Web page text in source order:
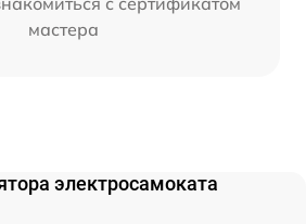
мастера
электросамоката